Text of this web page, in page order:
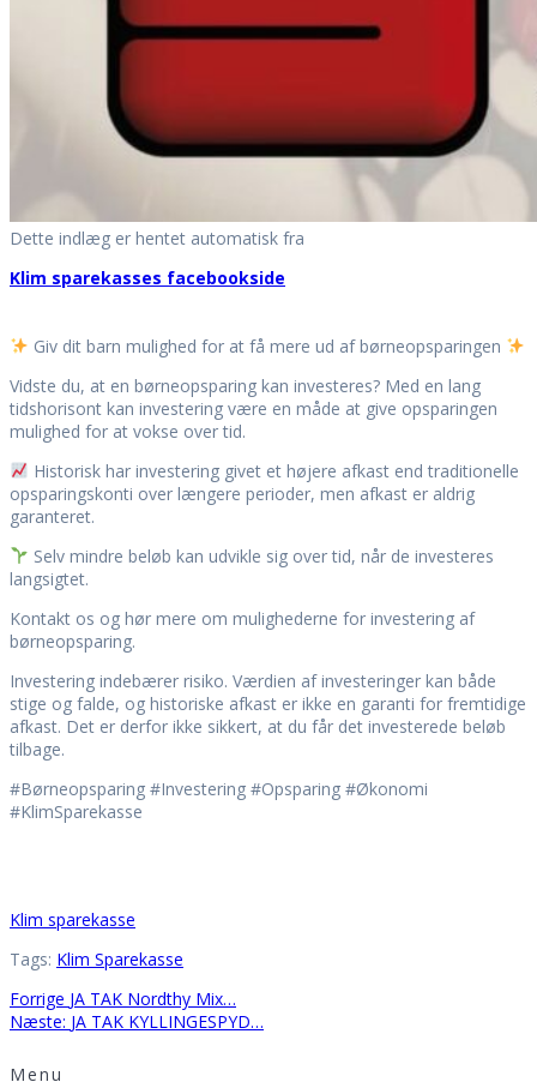
Dette indlæg er hentet automatisk fra
Klim sparekasses facebookside
Giv dit barn mulighed for at få mere ud af børneopsparingen
Vidste du, at en børneopsparing kan investeres? Med en lang
tidshorisont kan investering være en måde at give opsparingen
mulighed for at vokse over tid.
Historisk har investering givet et højere afkast end traditionelle
opsparingskonti over længere perioder, men afkast er aldrig
garanteret.
Selv mindre beløb kan udvikle sig over tid, når de investeres
langsigtet.
Kontakt os og hør mere om mulighederne for investering af
børneopsparing.
Investering indebærer risiko. Værdien af investeringer kan både
stige og falde, og historiske afkast er ikke en garanti for fremtidige
afkast. Det er derfor ikke sikkert, at du får det investerede beløb
tilbage.
#Børneopsparing #Investering #Opsparing #Økonomi
#KlimSparekasse
Klim sparekasse
Tags: Klim Sparekasse
Indlægsnavigation
Forrige Forrige
indlæg:
JA TAK Nordthy Mix…
Næste: Næste
JA TAK KYLLINGESPYD…
Menu